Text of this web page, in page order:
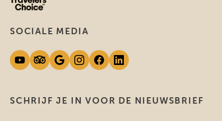
SCHRIJF JE IN VOOR DE NIEUWSBRIEF
SOCIALE MEDIA